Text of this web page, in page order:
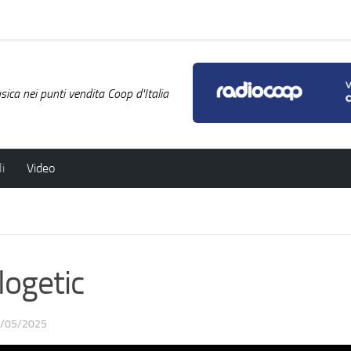
nei punti vendita Coop d'Italia
Video
05/2025